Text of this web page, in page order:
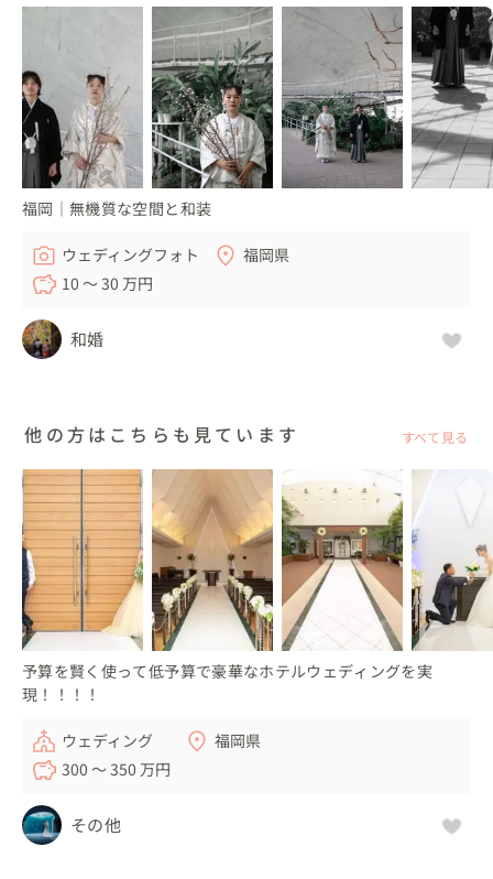
福岡｜無機質な空間と和装
ウェディングフォト
福岡県
10 〜 30 万円
和婚
他の方はこちらも見ています すべて見る
予算を賢く使って低予算で豪華なホテルウェディングを実
現！！！！
ウェディング
福岡県
300 〜 350 万円
その他